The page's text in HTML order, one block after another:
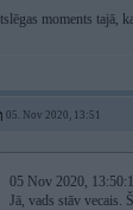
moments tajā,
05. Nov 2020, 13:51
05 Nov 2020,
Jā, vads stāv vecais.